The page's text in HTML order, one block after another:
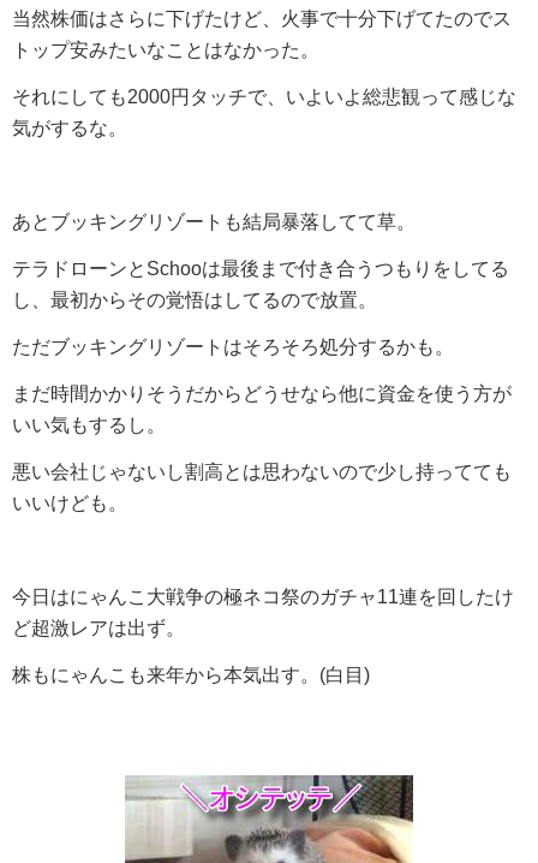
当然株価はさらに下げたけど、火事で十分下げてたのでス
トップ安みたいなことはなかった。
それにしても2000円タッチで、いよいよ総悲観って感じな
気がするな。
あとブッキングリゾートも結局暴落してて草。
テラドローンとSchooは最後まで付き合うつもりをしてる
し、最初からその覚悟はしてるので放置。
ただブッキングリゾートはそろそろ処分するかも。
まだ時間かかりそうだからどうせなら他に資金を使う方が
いい気もするし。
悪い会社じゃないし割高とは思わないので少し持ってても
いいけども。
今日はにゃんこ大戦争の極ネコ祭のガチャ11連を回したけ
ど超激レアは出ず。
株もにゃんこも来年から本気出す。(白目)